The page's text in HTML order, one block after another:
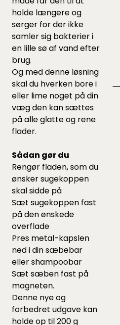
holde længere og
sørger for der ikke
samler sig bakterier i
en lille sø af vand efter
brug.
Og med denne løsning
skal du hverken bore i
eller lime noget på din
væg den kan sættes
på alle glatte og rene
flader.
Sådan gør du
Rengør fladen, som du
ønsker sugekoppen
skal sidde på
Sæt sugekoppen fast
på den ønskede
overflade
Pres metal-kapslen
ned i din sæbebar
eller shampoobar
Sæt sæben fast på
magneten.
Denne nye og
forbedret udgave kan
holde op til 200 g